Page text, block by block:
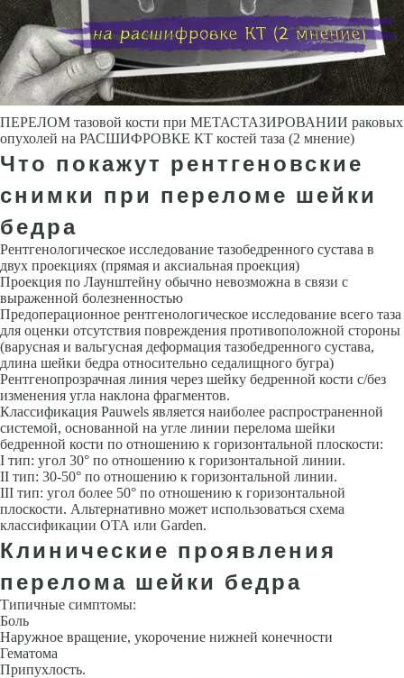
ПЕРЕЛОМ тазовой кости при МЕТАСТАЗИРОВАНИИ раковых
опухолей на РАСШИФРОВКЕ КТ костей таза (2 мнение)
Что покажут рентгеновские
снимки при переломе шейки
бедра
Рентгенологическое исследование тазобедренного сустава в
двух проекциях (прямая и аксиальная проекция)
Проекция по Лаунштейну обычно невозможна в связи с
выраженной болезненностью
Предоперационное рентгенологическое исследование всего таза
для оценки отсутствия повреждения противоположной стороны
(варусная и вальгусная деформация тазобедренного сустава,
длина шейки бедра относительно седалищного бугра)
Рентгенопрозрачная линия через шейку бедренной кости с/без
изменения угла наклона фрагментов.
Классификация Pauwels является наиболее распространенной
системой, основанной на угле линии перелома шейки
бедренной кости по отношению к горизонтальной плоскости:
I тип: угол 30° по отношению к горизонтальной линии.
II тип: 30-50° по отношению к горизонтальной линии.
III тип: угол более 50° по отношению к горизонтальной
плоскости. Альтернативно может использоваться схема
классификации ОТА или Garden.
Клинические проявления
перелома шейки бедра
Типичные симптомы:
Боль
Наружное вращение, укорочение нижней конечности
Гематома
Припухлость.